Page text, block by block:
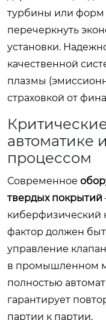
турбины или форм
перечеркнуть
установки.
качественной
плазмы
страховкой от
автоматике
процессом
Современное
твердых покрытий
киберфизический
фактор должен
управление
в промышленном
полностью
гарантирует
партии к партии.